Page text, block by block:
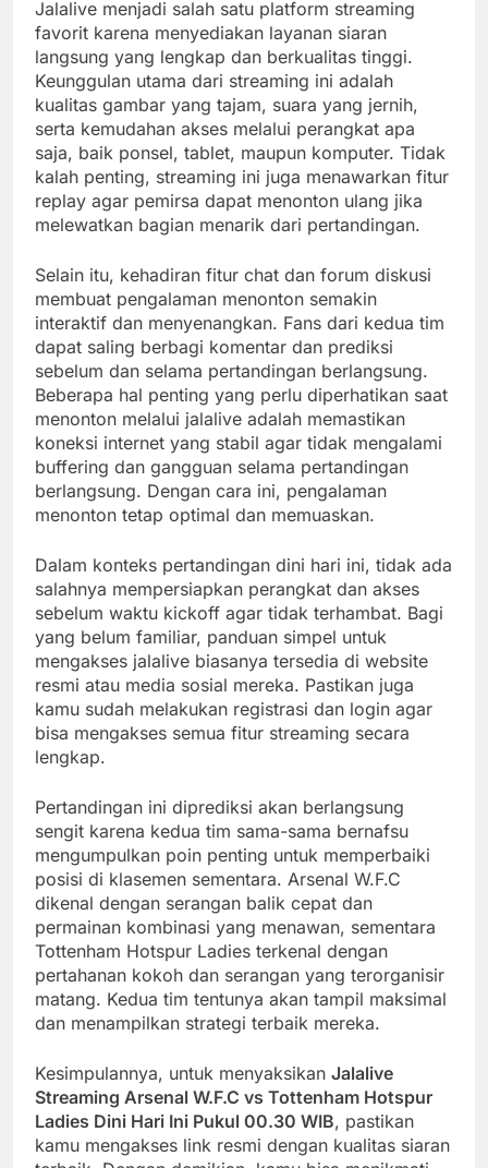
Jalalive menjadi salah satu platform streaming
favorit karena menyediakan layanan siaran
langsung yang lengkap dan berkualitas tinggi.
Keunggulan utama dari streaming ini adalah
kualitas gambar yang tajam, suara yang jernih,
serta kemudahan akses melalui perangkat apa
saja, baik ponsel, tablet, maupun komputer. Tidak
kalah penting, streaming ini juga menawarkan fitur
replay agar pemirsa dapat menonton ulang jika
melewatkan bagian menarik dari pertandingan.
Selain itu, kehadiran fitur chat dan forum diskusi
membuat pengalaman menonton semakin
interaktif dan menyenangkan. Fans dari kedua tim
dapat saling berbagi komentar dan prediksi
sebelum dan selama pertandingan berlangsung.
Beberapa hal penting yang perlu diperhatikan saat
menonton melalui jalalive adalah memastikan
koneksi internet yang stabil agar tidak mengalami
buffering dan gangguan selama pertandingan
berlangsung. Dengan cara ini, pengalaman
menonton tetap optimal dan memuaskan.
Dalam konteks pertandingan dini hari ini, tidak ada
salahnya mempersiapkan perangkat dan akses
sebelum waktu kickoff agar tidak terhambat. Bagi
yang belum familiar, panduan simpel untuk
mengakses jalalive biasanya tersedia di website
resmi atau media sosial mereka. Pastikan juga
kamu sudah melakukan registrasi dan login agar
bisa mengakses semua fitur streaming secara
lengkap.
Pertandingan ini diprediksi akan berlangsung
sengit karena kedua tim sama-sama bernafsu
mengumpulkan poin penting untuk memperbaiki
posisi di klasemen sementara. Arsenal W.F.C
dikenal dengan serangan balik cepat dan
permainan kombinasi yang menawan, sementara
Tottenham Hotspur Ladies terkenal dengan
pertahanan kokoh dan serangan yang terorganisir
matang. Kedua tim tentunya akan tampil maksimal
dan menampilkan strategi terbaik mereka.
Kesimpulannya, untuk menyaksikan Jalalive
Streaming Arsenal W.F.C vs Tottenham Hotspur
Ladies Dini Hari Ini Pukul 00.30 WIB, pastikan
kamu mengakses link resmi dengan kualitas siaran